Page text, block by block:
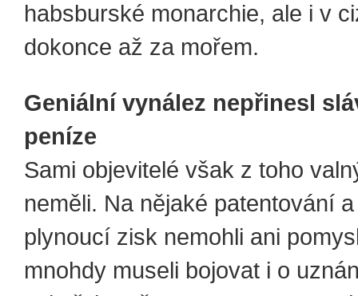
habsburské monarchie, ale i v
dokonce až za mořem.
Geniální vynález nepřinesl
peníze
Sami objevitelé však z toho
neměli. Na nějaké patentování
plynoucí zisk nemohli ani
mnohdy museli bojovat i o